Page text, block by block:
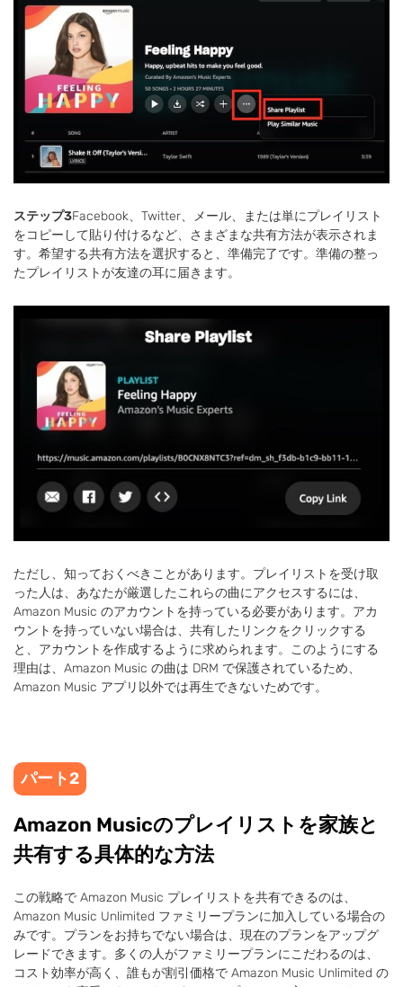
ステップ3Facebook、Twitter、メール、または単にプレイリスト
をコピーして貼り付けるなど、さまざまな共有方法が表示されま
す。希望する共有方法を選択すると、準備完了です。準備の整っ
たプレイリストが友達の耳に届きます。
ただし、知っておくべきことがあります。プレイリストを受け取
った人は、あなたが厳選したこれらの曲にアクセスするには、
Amazon Music のアカウントを持っている必要があります。アカ
ウントを持っていない場合は、共有したリンクをクリックする
と、アカウントを作成するように求められます。このようにする
理由は、Amazon Music の曲は DRM で保護されているため、
Amazon Music アプリ以外では再生できないためです。
パート2
Amazon Musicのプレイリストを家族と
共有する具体的な方法
この戦略で Amazon Music プレイリストを共有できるのは、
Amazon Music Unlimited ファミリープランに加入している場合の
みです。プランをお持ちでない場合は、現在のプランをアップグ
レードできます。多くの人がファミリープランにこだわるのは、
コスト効率が高く、誰もが割引価格で Amazon Music Unlimited の